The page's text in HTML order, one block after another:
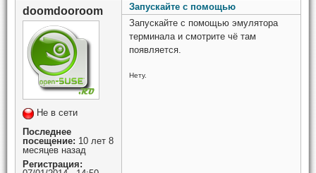
doomdooroom
Не в сети
Последнее
посещение: 10 лет 8
месяцев назад
Регистрация:
Запускайте с помощью
Запускайте с помощью эмулятора
терминала и смотрите чё там
появляется.
Нету.